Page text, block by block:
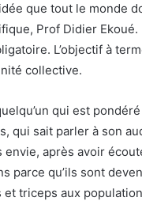
que tout le monde
Prof Didier Ekoué.
L’objectif à
collective.
qui est
qui sait parler à son
envie, après avoir
parce qu’ils sont
et triceps aux